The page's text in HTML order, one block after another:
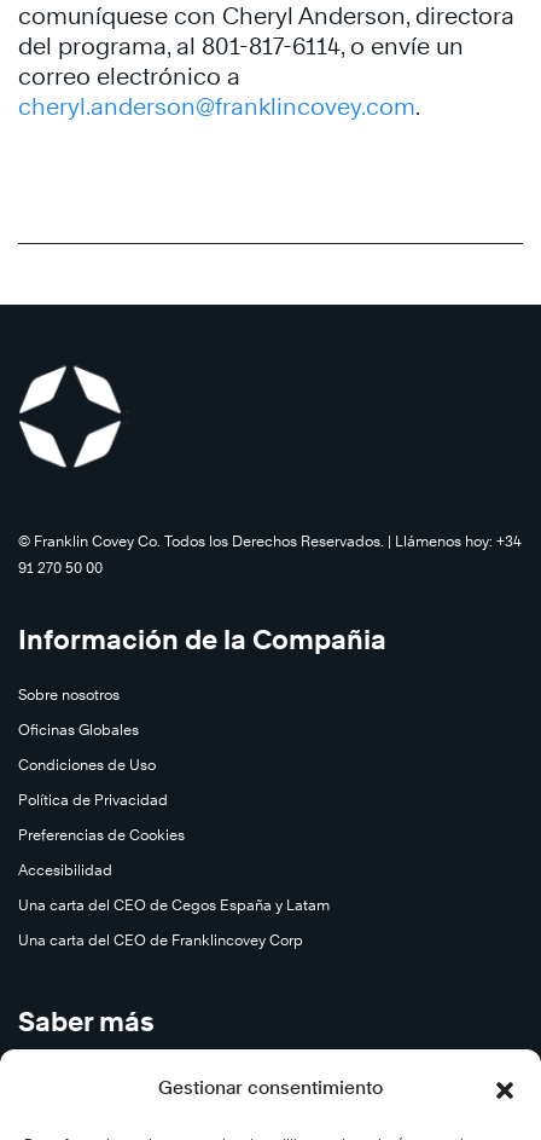
Gestionar consentimiento
comuníquese con Cheryl Anderson, directora
del programa, al 801-817-6114, o envíe un
correo electrónico a
cheryl.anderson@franklincovey.com.
©️ Franklin Covey Co. Todos los Derechos Reservados. | Llámenos hoy: +34
91 270 50 00
Información de la Compañia
Sobre nosotros
Oficinas Globales
Condiciones de Uso
Política de Privacidad
Preferencias de Cookies
Accesibilidad
Una carta del CEO de Cegos España y Latam
Una carta del CEO de Franklincovey Corp
Saber más